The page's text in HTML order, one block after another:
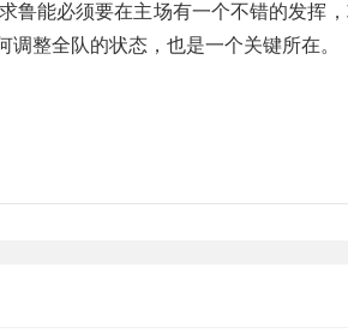
鲁能必须要在主场有一个不错的发挥
整全队的状态，也是一个关键所在。